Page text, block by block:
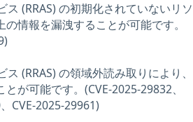
(RRAS) の初期化されていないリソ
情報を漏洩することが可能です。
(RRAS) の領域外読み取りにより、
が可能です。(CVE-2025-29832、
CVE-2025-29961)